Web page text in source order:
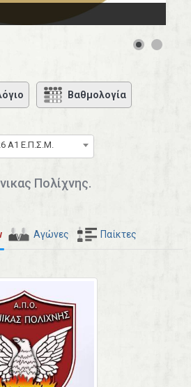
Βαθμολογία
Α1 Ε.Π.Σ.Μ.
Πολίχνης.
Αγώνες Παίκτες